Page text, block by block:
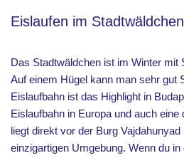
Eislaufen im Stadtwäldchen
Das Stadtwäldchen ist im Winter mit
Auf einem Hügel kann man sehr gut
Eislaufbahn ist das Highlight in
Eislaufbahn in Europa und auch
liegt direkt vor der Burg
einzigartigen Umgebung. Wenn du